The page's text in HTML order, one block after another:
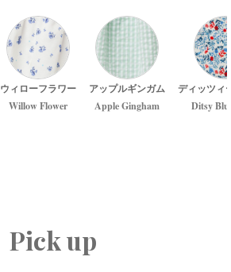
ウィローフラワー
Willow Flower
アップルギンガム
Apple Gingham
ディッツィ
Ditsy
Pick up